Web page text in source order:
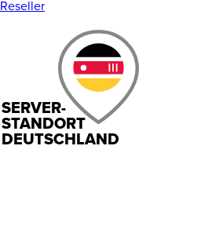
Reseller
SERVER-
STANDORT
DEUTSCHLAND